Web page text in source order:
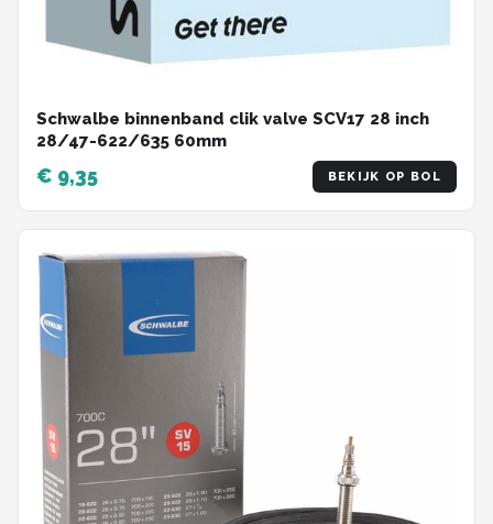
Schwalbe binnenband clik valve SCV17 28 inch
28/47-622/635 60mm
€ 9,35 BEKIJK OP BOL